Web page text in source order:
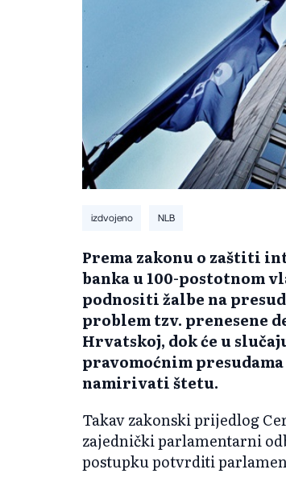
izdvojeno NLB
Prema zakonu o zaštiti
banka u 100-postotnom
podnositi žalbe na
problem tzv. prenesene
Hrvatskoj, dok će u
pravomoćnim
namirivati štetu.
Takav zakonski prijedlog
zajednički parlamentarni
postupku potvrditi